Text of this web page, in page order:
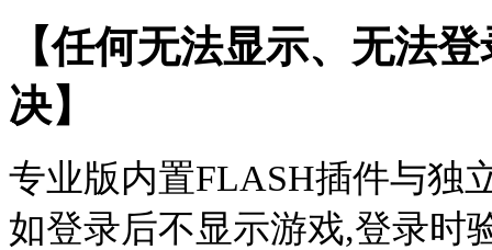
【任何无法显示、无法
决】
专业版内置FLASH插件与独
如登录后不显示游戏,登录时